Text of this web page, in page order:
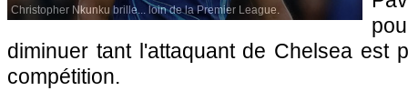
Christopher Nkunku brille... loin de la Premier League.
diminuer tant l'attaquant de Chelsea est
compétition.